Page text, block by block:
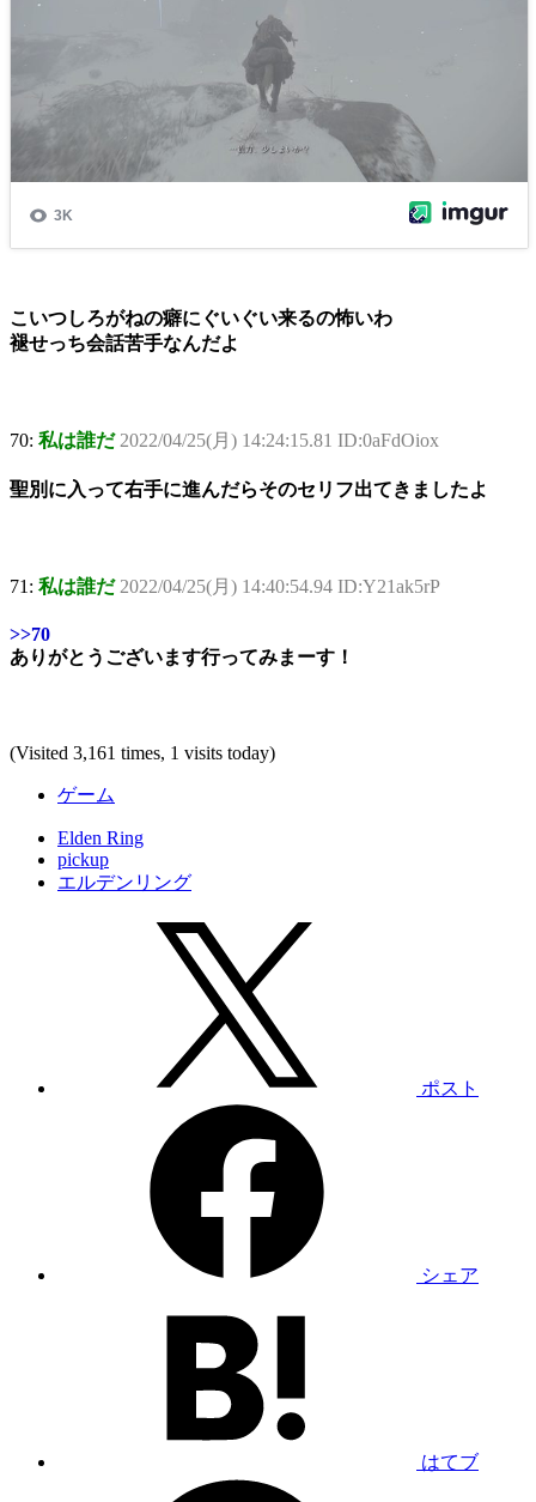
こいつしろがねの癖にぐいぐい来るの怖いわ
褪せっち会話苦手なんだよ
70: 私は誰だ 2022/04/25(月) 14:24:15.81 ID:0aFdOiox
聖別に入って右手に進んだらそのセリフ出てきましたよ
71: 私は誰だ 2022/04/25(月) 14:40:54.94 ID:Y21ak5rP
>>70
ありがとうございます行ってみまーす！
(Visited 3,161 times, 1 visits today)
ゲーム
Elden Ring
pickup
エルデンリング
ポスト
シェア
はてブ